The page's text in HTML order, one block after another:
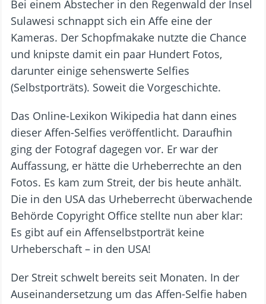
Bei einem Abstecher in den Regenwald der Insel
Sulawesi schnappt sich ein Affe eine der
Kameras. Der Schopfmakake nutzte die Chance
und knipste damit ein paar Hundert Fotos,
darunter einige sehenswerte Selfies
(Selbstporträts). Soweit die Vorgeschichte.
Das Online-Lexikon Wikipedia hat dann eines
dieser Affen-Selfies veröffentlicht. Daraufhin
ging der Fotograf dagegen vor. Er war der
Auffassung, er hätte die Urheberrechte an den
Fotos. Es kam zum Streit, der bis heute anhält.
Die in den USA das Urheberrecht überwachende
Behörde Copyright Office stellte nun aber klar:
Es gibt auf ein Affenselbstporträt keine
Urheberschaft – in den USA!
Der Streit schwelt bereits seit Monaten. In der
Auseinandersetzung um das Affen-Selfie haben